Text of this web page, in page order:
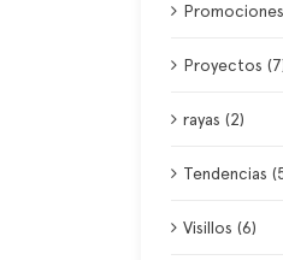
Promociones
Proyectos
rayas (2)
Tendencias
Visillos (6)